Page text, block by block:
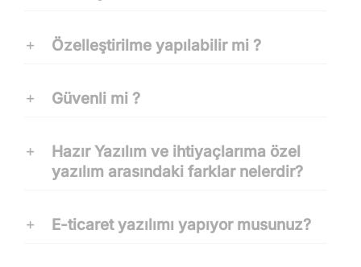
Özelleştirilme yapılabilir mi ?
Güvenli mi ?
Hazır Yazılım ve ihtiyaçlarıma özel
yazılım arasındaki farklar nelerdir?
E-ticaret yazılımı yapıyor musunuz?